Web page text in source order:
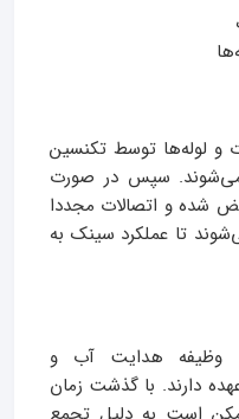
و لوله‌ها توسط تکنسین
سپس در صورت
شده و اتصالات مجددا
تا عملکرد سینک به
وظیفه هدایت آب و
دارند. با گذشت زمان